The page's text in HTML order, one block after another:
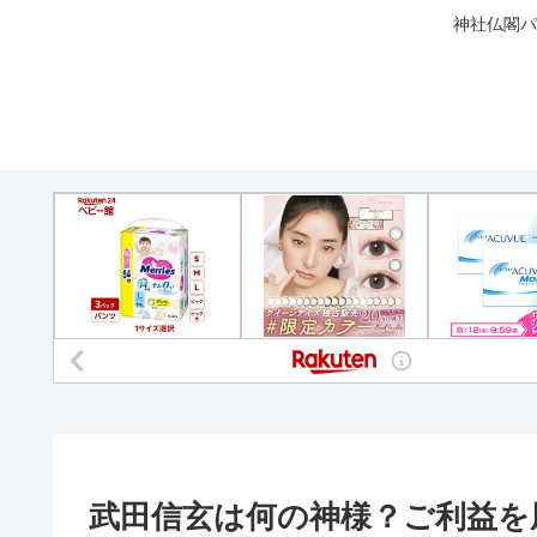
神社仏閣
武田信玄は何の神様？ご利益